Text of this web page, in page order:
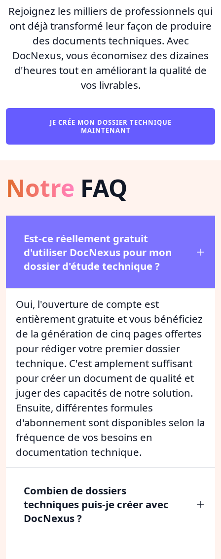
Rejoignez les milliers de professionnels qui
ont déjà transformé leur façon de produire
des documents techniques. Avec
DocNexus, vous économisez des dizaines
d'heures tout en améliorant la qualité de
vos livrables.
JE CRÉE MON DOSSIER TECHNIQUE
MAINTENANT
Notre FAQ
Est-ce réellement gratuit
d'utiliser DocNexus pour mon
dossier d'étude technique ?
Oui, l'ouverture de compte est
entièrement gratuite et vous bénéficiez
de la génération de cinq pages offertes
pour rédiger votre premier dossier
technique. C'est amplement suffisant
pour créer un document de qualité et
juger des capacités de notre solution.
Ensuite, différentes formules
d'abonnement sont disponibles selon la
fréquence de vos besoins en
documentation technique.
Combien de dossiers
techniques puis-je créer avec
DocNexus ?